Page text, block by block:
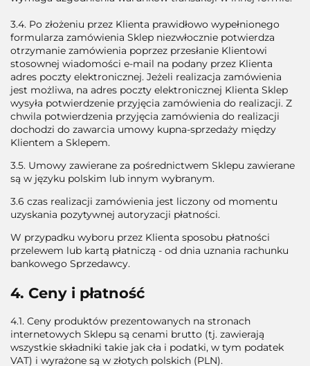
3.4. Po złożeniu przez Klienta prawidłowo wypełnionego
formularza zamówienia Sklep niezwłocznie potwierdza
otrzymanie zamówienia poprzez przesłanie Klientowi
stosownej wiadomości e-mail na podany przez Klienta
adres poczty elektronicznej. Jeżeli realizacja zamówienia
jest możliwa, na adres poczty elektronicznej Klienta Sklep
wysyła potwierdzenie przyjęcia zamówienia do realizacji. Z
chwila potwierdzenia przyjęcia zamówienia do realizacji
dochodzi do zawarcia umowy kupna-sprzedaży między
Klientem a Sklepem.
3.5. Umowy zawierane za pośrednictwem Sklepu zawierane
są w języku polskim lub innym wybranym.
3.6 czas realizacji zamówienia jest liczony od momentu
uzyskania pozytywnej autoryzacji płatności.
W przypadku wyboru przez Klienta sposobu płatności
przelewem lub kartą płatniczą - od dnia uznania rachunku
bankowego Sprzedawcy.
4. Ceny i płatność
4.1. Ceny produktów prezentowanych na stronach
internetowych Sklepu są cenami brutto (tj. zawierają
wszystkie składniki takie jak cła i podatki, w tym podatek
VAT) i wyrażone są w złotych polskich (PLN).